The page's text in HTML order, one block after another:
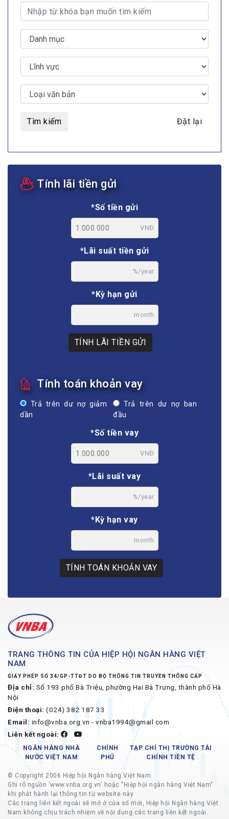
Tìm kiếm Đặt lại
Tính lãi tiền gửi
*Số tiền gửi
VNĐ
*Lãi suất tiền gửi
%/year
*Kỳ hạn gửi
month
TÍNH LÃI TIỀN GỬI
Tính toán khoản vay
Trả trên dư nợ giảm
dần
Trả trên dư nợ ban
đầu
*Số tiền vay
VNĐ
*Lãi suất vay
%/year
*Kỳ hạn vay
month
TÍNH TOÁN KHOẢN VAY
TRANG THÔNG TIN CỦA HIỆP HỘI NGÂN HÀNG VIỆT
NAM
GIẤY PHÉP SỐ 34/GP-TTĐT DO BỘ THÔNG TIN TRUYỀN THÔNG CẤP
Địa chỉ: Số 193 phố Bà Triệu, phường Hai Bà Trưng, thành phố Hà
Nội
Điện thoại: (024) 382 187 33
Email: info@vnba.org.vn - vnba1994@gmail.com
Liên kết ngoài:
NGÂN HÀNG NHÀ
NƯỚC VIỆT NAM
CHÍNH
PHỦ
TẠP CHÍ THỊ TRƯỜNG TÀI
CHÍNH TIỀN TỆ
© Copyright 2006 Hiệp hội Ngân hàng Việt Nam.
Ghi rõ nguồn 'www.vnba.org.vn' hoặc "Hiệp hội ngân hàng Việt Nam"
khi phát hành lại thông tin từ website này.
Các trang liên kết ngoài sẽ mở ở cửa sổ mới, Hiệp hội Ngân hàng Việt
Nam không chịu trách nhiệm về nội dung các trang liên kết ngoài.